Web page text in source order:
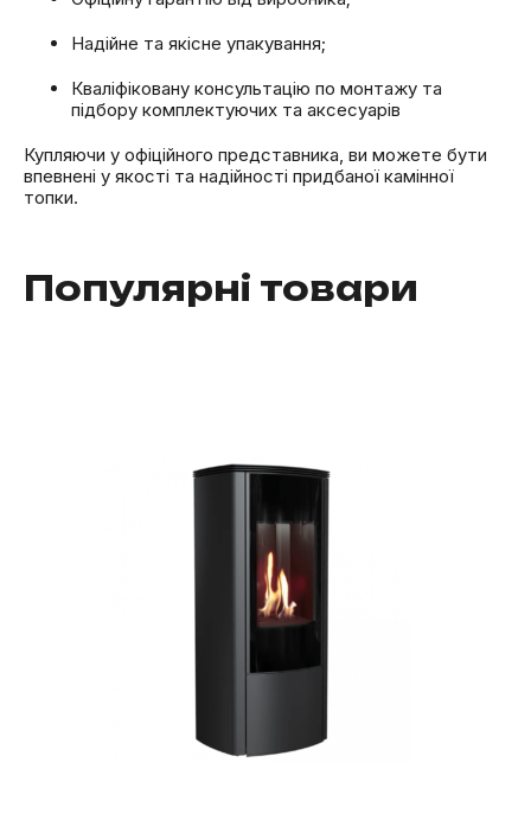
Надійне та якісне упакування;
Кваліфіковану консультацію по монтажу та
підбору комплектуючих та аксесуарів
Купляючи у офіційного представника, ви можете бути
впевнені у якості та надійності придбаної камінної
топки.
Популярні товари